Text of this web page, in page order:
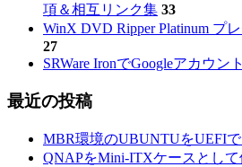
項＆相互リンク集 33
WinX DVD Ripper Platinum プ
27
SRWare IronでGoogleアカウン
最近の投稿
MBR環境のUBUNTUをUEFI
QNAPをMini-ITXケースとし